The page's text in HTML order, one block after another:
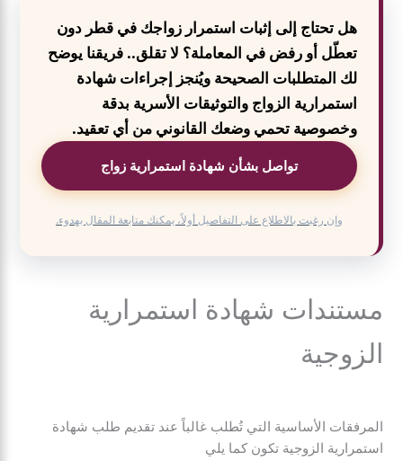
هل تحتاج إلى إثبات استمرار زواجك في قطر دون
تعطّل أو رفض في المعاملة؟ لا تقلق.. فريقنا يوضح
لك المتطلبات الصحيحة ويُنجز إجراءات شهادة
استمرارية الزواج والتوثيقات الأسرية بدقة
وخصوصية تحمي وضعك القانوني من أي تعقيد.
تواصل بشأن شهادة استمرارية زواج
وإن رغبت بالاطلاع على التفاصيل أولاً، يمكنك متابعة المقال بهدوء.
مستندات شهادة استمرارية
الزوجية
المرفقات الأساسية التي تُطلب غالباً عند تقديم طلب شهادة
استمرارية الزوجية تكون كما يلي